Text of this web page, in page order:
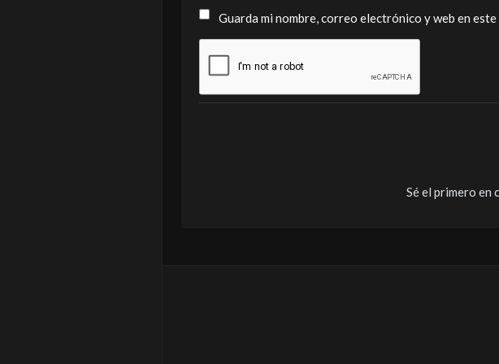
Guarda mi nombre, correo electrónico y web en
Sé el primero en